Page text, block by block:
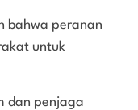
bahwa peranan
untuk
dan penjaga